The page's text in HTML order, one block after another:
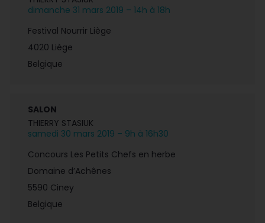
dimanche 31 mars 2019 – 14h à 18h
Festival Nourrir Liège
4020 Liège
Belgique
SALON
THIERRY STASIUK
samedi 30 mars 2019 – 9h à 16h30
Concours Les Petits Chefs en herbe
Domaine d’Achênes
5590 Ciney
Belgique